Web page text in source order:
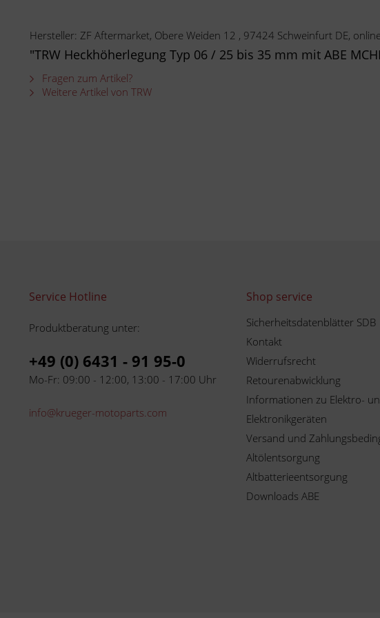
Hersteller: ZF Aftermarket, Obere Weiden 12 , 97424 Schweinfurt DE,
"TRW Heckhöherlegung Typ 06 / 25 bis 35 mm mit ABE
Fragen zum Artikel?
Weitere Artikel von TRW
Service Hotline
Produktberatung unter:
+49 (0) 6431 - 91 95-0
Mo-Fr: 09:00 - 12:00, 13:00 - 17:00 Uhr
info@krueger-motoparts.com
Shop service
Sicherheitsdatenblätter SDB
Kontakt
Widerrufsrecht
Retourenabwicklung
Informationen zu Elektro-
Elektronikgeräten
Versand und
Altölentsorgung
Altbatterieentsorgung
Downloads ABE